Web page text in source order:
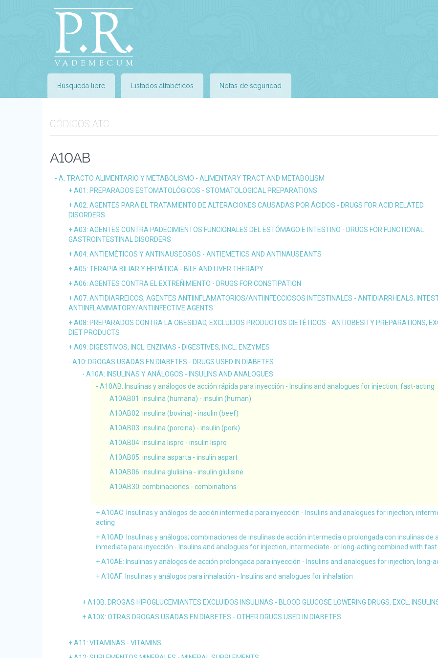
Búsqueda libre Listados alfabéticos Notas de seguridad
CÓDIGOS ATC
A10AB
A: TRACTO ALIMENTARIO Y METABOLISMO - ALIMENTARY TRACT AND METABOLISM
A01 : PREPARADOS ESTOMATOLÓGICOS - STOMATOLOGICAL PREPARATIONS
A02: AGENTES PARA EL TRATAMIENTO DE ALTERACIONES CAUSADAS POR ÁCIDOS - DRUGS FOR ACID RELATED
DISORDERS
A03: AGENTES CONTRA PADECIMIENTOS FUNCIONALES DEL ESTÓMAGO E INTESTINO - DRUGS FOR FUNCTIONAL
GASTROINTESTINAL DISORDERS
A04: ANTIEMÉTICOS Y ANTINAUSEOSOS - ANTIEMETICS AND ANTINAUSEANTS
A05: TERAPIA BILIAR Y HEPÁTICA - BILE AND LIVER THERAPY
A06: AGENTES CONTRA EL EXTREÑIMIENTO - DRUGS FOR CONSTIPATION
A07: ANTIDIARREICOS, AGENTES ANTIINFLAMATORIOS/ANTIINFECCIOSOS INTESTINALES - ANTIDIARRHEALS,
ANTIINFLAMMATORY/ANTIINFECTIVE AGENTS
A08: PREPARADOS CONTRA LA OBESIDAD, EXCLUIDOS PRODUCTOS DIETÉTICOS - ANTIOBESITY PREPARATIONS,
DIET PRODUCTS
A09: DIGESTIVOS, INCL. ENZIMAS - DIGESTIVES, INCL. ENZYMES
A10: DROGAS USADAS EN DIABETES - DRUGS USED IN DIABETES
A10A: INSULINAS Y ANÁLOGOS - INSULINS AND ANALOGUES
A10AB: Insulinas y análogos de acción rápida para inyección - Insulins and analogues for injection, fast-acting
A10AB01 : insulina (humana) - insulin (human)
A10AB02: insulina (bovina) - insulin (beef)
A10AB03: insulina (porcina) - insulin (pork)
A10AB04: insulina lispro - insulin lispro
A10AB05: insulina asparta - insulin aspart
A10AB06: insulina glulisina - insulin glulisine
A10AB30: combinaciones - combinations
A10AC: Insulinas y análogos de acción intermedia para inyección - Insulins and analogues for injection,
acting
A10AD: Insulinas y análogos; combinaciones de insulinas de acción intermedia o prolongada con insulinas de
inmediata para inyección - Insulins and analogues for injection, intermediate- or long-acting combined with
A10AE: Insulinas y análogos de acción prolongada para inyección - Insulins and analogues for injection, long-
A10AF: Insulinas y análogos para inhalación - Insulins and analogues for inhalation
A10B: DROGAS HIPOGLUCEMIANTES EXCLUIDOS INSULINAS - BLOOD GLUCOSE LOWERING DRUGS, EXCL.
A10X: OTRAS DROGAS USADAS EN DIABETES - OTHER DRUGS USED IN DIABETES
A11 : VITAMINAS - VITAMINS